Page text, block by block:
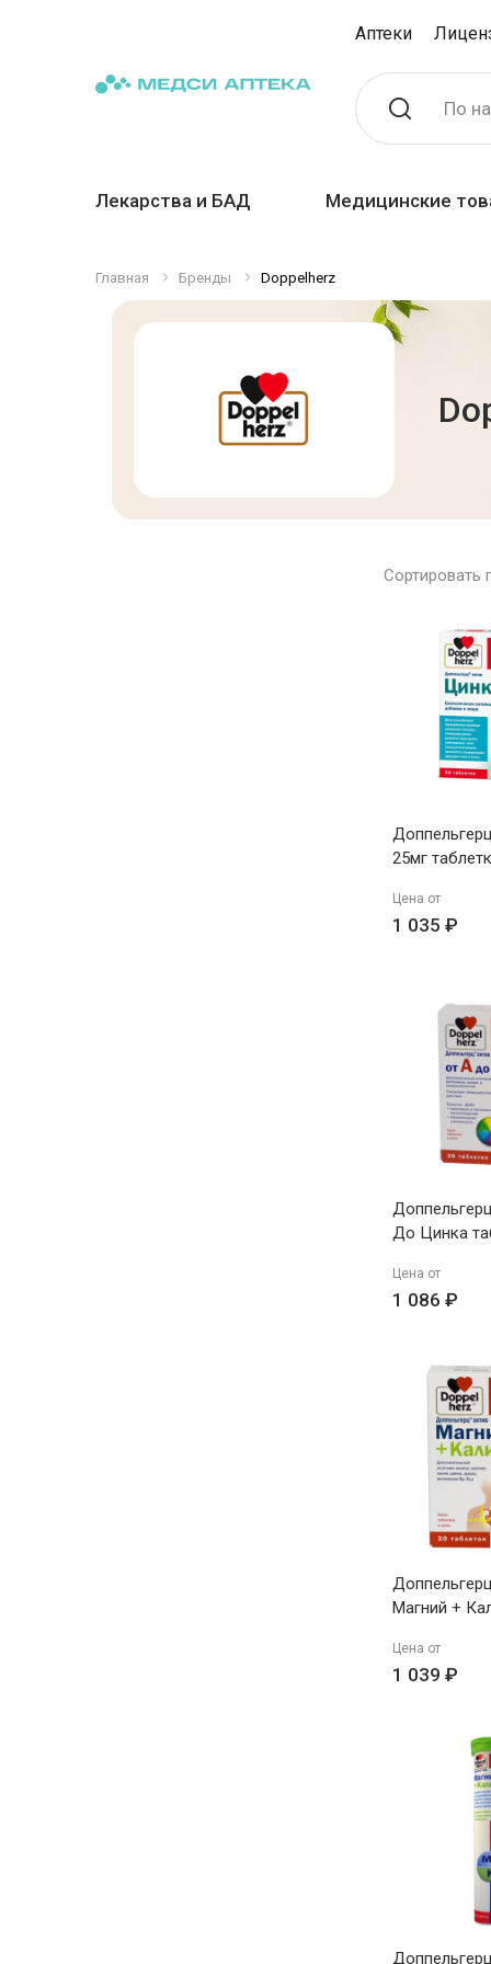
Аптеки
По
Лекарства и БАД Медицинские
Главная Бренды Doppelherz
Сортировать
25мг
Цена от
1 035 ₽
До Цинка
Цена от
1 086 ₽
Магний +
Цена от
1 039 ₽